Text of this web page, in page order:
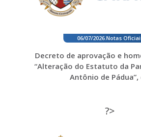
06/07/2026. Notas
Decreto de aprovação e
“Alteração do Estatuto da
Antônio de Pádua”,
?>